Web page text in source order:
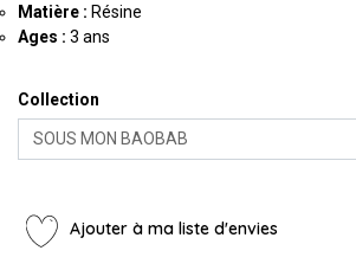
Matière : Résine
Ages : 3 ans
Collection
Ajouter à ma liste d'envies